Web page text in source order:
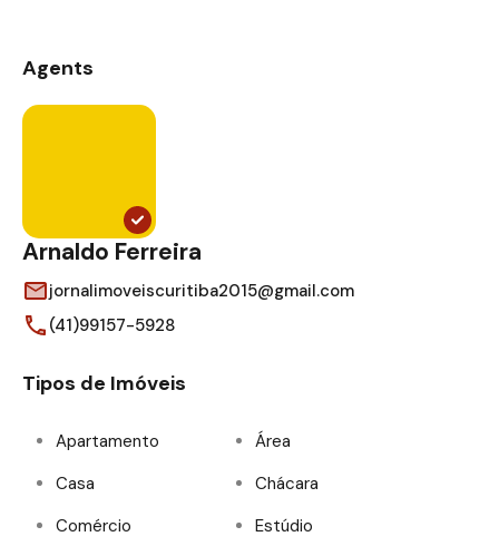
Agents
Arnaldo Ferreira
jornalimoveiscuritiba2015@gmail.com
(41)99157-5928
Tipos de Imóveis
Apartamento
Área
Casa
Chácara
Comércio
Estúdio